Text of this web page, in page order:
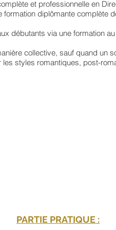
et professionnelle en
diplômante complète
débutants via une formation
collective, sauf quand un
styles romantiques, post-
PARTIE PRATIQUE :